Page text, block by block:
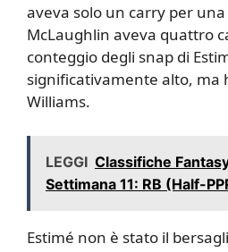
aveva solo un carry per una
McLaughlin aveva quattro
conteggio degli snap di
significativamente alto, ma
Williams.
LEGGI Classifiche
Settimana 11: RB (Half-
Estimé non è stato il